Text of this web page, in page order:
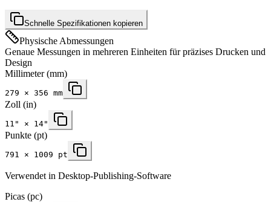
Schnelle Spezifikationen kopieren
Physische Abmessungen
Genaue Messungen in mehreren Einheiten für präzises Drucken und
Design
Millimeter(mm)
279 × 356 mm
Zoll (in)
11 " × 14"
Punkte (pt)
791 × 1009 pt
Verwendet in Desktop-Publishing-Software
Picas (pc)